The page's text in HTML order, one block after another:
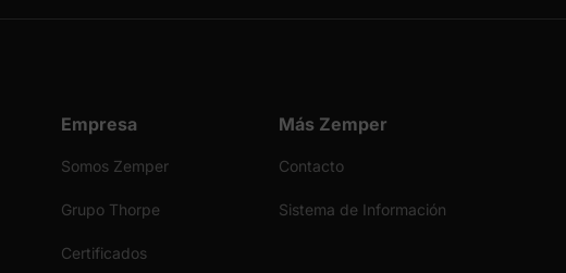
Empresa
Somos Zemper
Grupo Thorpe
Certificados
Más Zemper
Contacto
Sistema de Información